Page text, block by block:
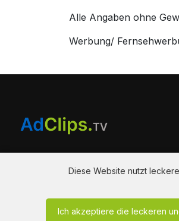
Diese Website nutzt
Ich akzeptiere die leckeren
Alle Angaben ohne
Werbung/
Am Hausacker 7 , 85461
info@adclips.tv